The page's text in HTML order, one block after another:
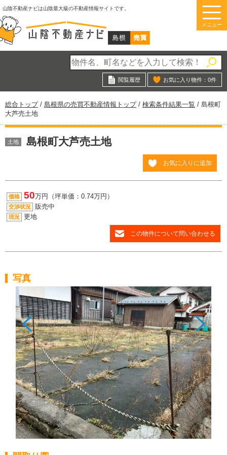
このページの本文へ
山陰不動産ナビは山陰最大級の不動産情報サイトです。
メニュー
閲覧履歴 お気に入り物件： 0件
現
在
の
置：
総合トップ/ 島根県の売買不動産情報トップ/ 検索条件結果一覧 / 島根町
大芦売土地
土地 島根町大芦売土地
お気に入りに追加
価格 50万円（坪単価：0.74万円）
交渉状況 販売中
現況 更地
この物件について問い合わせる
写真